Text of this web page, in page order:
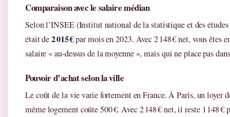
Comparaison avec le salaire médian
Selon l’INSEE (Institut national de la statistique et des
était de2 015 €par mois en 2023. Avec 2 148 € net, vous êtes
salaire « au‑dessus de la moyenne », mais qui ne place pas
Pouvoir d’achat selon la ville
Le coût de la vie varie fortement en France. À Paris, un loyer
même logement coûte 500 €. Avec 2 148 € net, il reste 1 148